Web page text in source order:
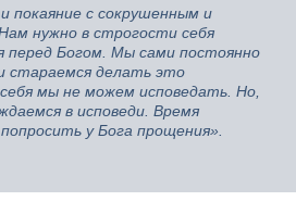
покаяние с сокрушенным и
нужно в строгости себя
перед Богом. Мы сами постоянно
стараемся делать это
мы не можем исповедать. Но,
в исповеди. Время
у Бога прощения».